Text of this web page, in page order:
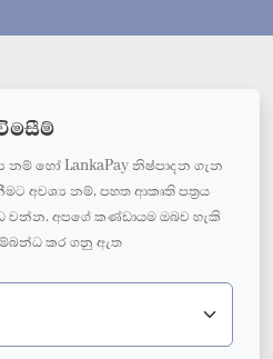
නම් හෝ LankaPay නිෂ්පාදන ගැන
අවශ්‍ය නම්, පහත ආකෘති පත්‍රය
වන්න. අපගේ කණ්ඩායම ඔබව හැකි
කර ගනු ඇත